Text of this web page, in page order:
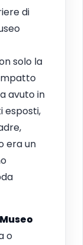
di
solo la
avuto in
esposti,
era un
Museo
o